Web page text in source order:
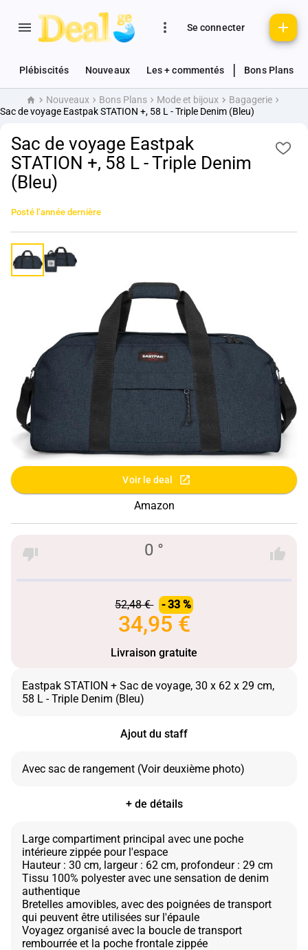
Se connecter
Plébiscités Nouveaux Les + commentés Bons Plans
AccueilNouveaux Bons Plans Mode et bijoux
Bagagerie
Sac de voyage Eastpak STATION +, 58 L - Triple Denim (Bleu)
Sac de voyage Eastpak
STATION +, 58 L - Triple Denim
(Bleu)
Posté l’année dernière
Voir le deal
Amazon
0 °
52,48 € - 33 %
34,95 €
Livraison gratuite
Eastpak STATION + Sac de voyage, 30 x 62 x 29 cm,
Ajout du staff
+ de détails
Large compartiment principal avec une poche
intérieure zippée pour l'espace
Hauteur : 30 cm, largeur : 62 cm, profondeur : 29 cm
Tissu 100% polyester avec une sensation de denim
authentique
Bretelles amovibles, avec des poignées de transport
qui peuvent être utilisées sur l'épaule
Voyagez organisé avec la boucle de transport